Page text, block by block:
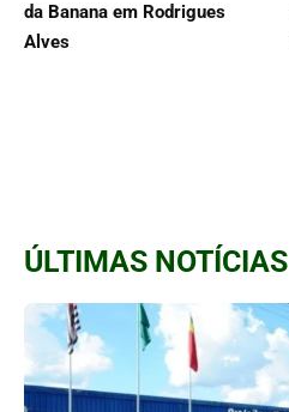
da Banana em Rodrigues
Alves
ÚLTIMAS NOTÍCIAS